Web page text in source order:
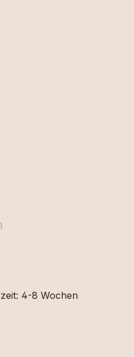
von 5 von 5 Sternen
4-8 Wochen